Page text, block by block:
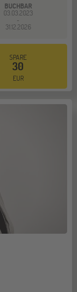
BUCHBAR
03.03.2023
-
31.12.2026
SPARE
30
EUR